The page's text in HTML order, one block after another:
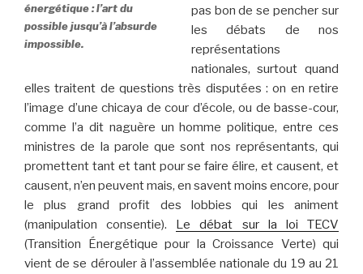
énergétique : l’art du
possible jusqu’à l’absurde
impossible.
pas bon de se pencher sur
les débats de nos
représentations
nationales, surtout quand
elles traitent de questions très disputées : on en retire
l’image d’une chicaya de cour d’école, ou de basse-cour,
comme l’a dit naguère un homme politique, entre ces
ministres de la parole que sont nos représentants, qui
promettent tant et tant pour se faire élire, et causent, et
causent, n’en peuvent mais, en savent moins encore, pour
le plus grand profit des lobbies qui les animent
(manipulation consentie). Le débat sur la loi TECV
(Transition Énergétique pour la Croissance Verte) qui
vient de se dérouler à l’assemblée nationale du 19 au 21